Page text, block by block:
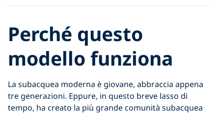
Perché questo
modello funziona
La subacquea moderna è giovane, abbraccia appena
tre generazioni. Eppure, in questo breve lasso di
tempo, ha creato la più grande comunità subacquea